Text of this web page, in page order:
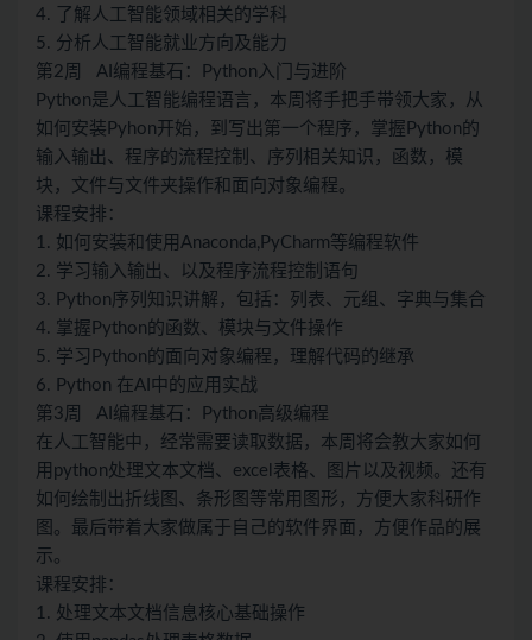
4. 了解人工智能领域相关的学科
5. 分析人工智能就业方向及能力
第2周 AI编程基石：Python入门与进阶
Python是人工智能编程语言，本周将手把手带领大家，从
如何安装Pyhon开始，到写出第一个程序，掌握Python的
输入输出、程序的流程控制、序列相关知识，函数，模
块，文件与文件夹操作和面向对象编程。
课程安排：
1. 如何安装和使用Anaconda,PyCharm等编程软件
2. 学习输入输出、以及程序流程控制语句
3. Python序列知识讲解，包括：列表、元组、字典与集合
4. 掌握Python的函数、模块与文件操作
5. 学习Python的面向对象编程，理解代码的继承
6. Python 在AI中的应用实战
第3周 AI编程基石：Python高级编程
在人工智能中，经常需要读取数据，本周将会教大家如何
用python处理文本文档、excel表格、图片以及视频。还有
如何绘制出折线图、条形图等常用图形，方便大家科研作
图。最后带着大家做属于自己的软件界面，方便作品的展
示。
课程安排：
1. 处理文本文档信息核心基础操作